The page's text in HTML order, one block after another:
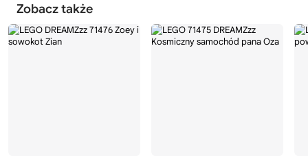
Zobacz także